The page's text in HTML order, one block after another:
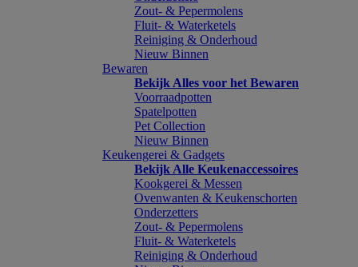
Zout- & Pepermolens
Fluit- & Waterketels
Reiniging & Onderhoud
Nieuw Binnen
Bewaren
Bekijk Alles voor het Bewaren
Voorraadpotten
Spatelpotten
Pet Collection
Nieuw Binnen
Keukengerei & Gadgets
Bekijk Alle Keukenaccessoires
Kookgerei & Messen
Ovenwanten & Keukenschorten
Onderzetters
Zout- & Pepermolens
Fluit- & Waterketels
Reiniging & Onderhoud